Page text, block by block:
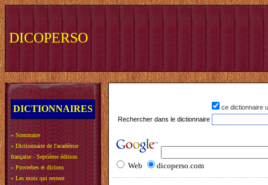
DICOPERSO
DICTIONNAIRES
» Sommaire
» Dictionnaire de l'académie
française - Septième édition
» Proverbes et dictons
» Les mots qui restent
ce dictionnaire
Rechercher dans le dictionnaire
Web dicoperso.com